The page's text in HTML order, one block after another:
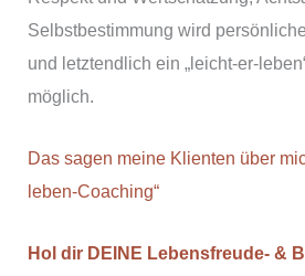
Selbstbestimmung wird
und letztendlich ein „leicht-er-
möglich.
Das sagen meine Klienten über
leben-Coaching“
Hol dir DEINE Lebensfreude- &